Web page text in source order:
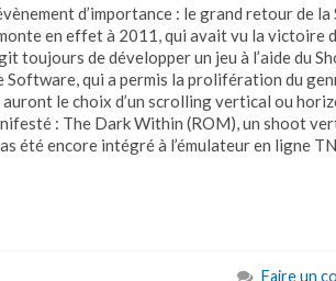
d’importance : le grand retour de la
en effet à 2011, qui avait vu la victoire
toujours de développer un jeu à l’aide du
qui a permis la prolifération du
le choix d’un scrolling vertical ou
: The Dark Within (ROM), un shoot
été encore intégré à l’émulateur en ligne
Faire un